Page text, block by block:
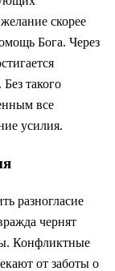
скорее
Бога. Через
такого
все
усилия.
разногласие
чернят
Конфликтные
от заботы о